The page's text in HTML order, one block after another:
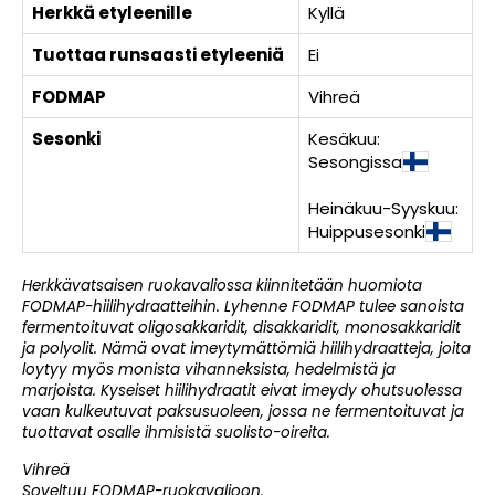
Herkkä etyleenille
Kyllä
Tuottaa runsaasti etyleeniä
Ei
FODMAP
Vihreä
Sesonki
Kesäkuu:
Sesongissa
Heinäkuu-Syyskuu:
Huippusesonki
Herkkävatsaisen ruokavaliossa kiinnitetään huomiota
FODMAP-hiilihydraatteihin. Lyhenne FODMAP tulee sanoista
fermentoituvat oligosakkaridit, disakkaridit, monosakkaridit
ja polyolit. Nämä ovat imeytymättömiä hiilihydraatteja, joita
loytyy myös monista vihanneksista, hedelmistä ja
marjoista. Kyseiset hiilihydraatit eivat imeydy ohutsuolessa
vaan kulkeutuvat paksusuoleen, jossa ne fermentoituvat ja
tuottavat osalle ihmisistä suolisto-oireita.
Vihreä